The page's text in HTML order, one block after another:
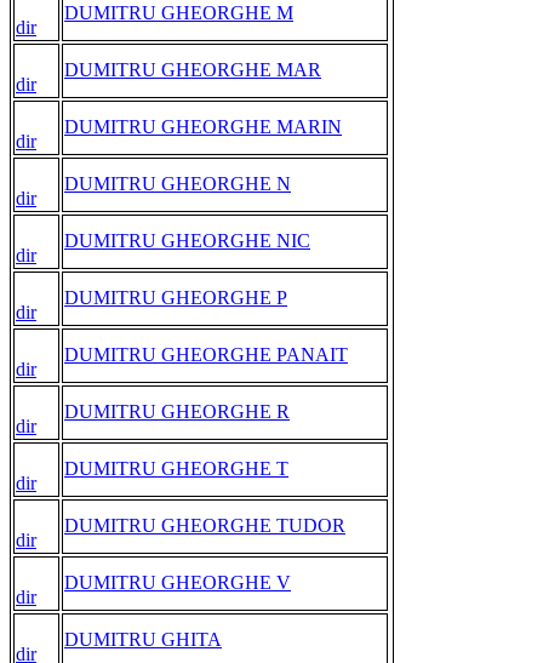
dir
DUMITRU GHEORGHE M
dir
DUMITRU GHEORGHE MAR
dir
DUMITRU GHEORGHE MARIN
dir
DUMITRU GHEORGHE N
dir
DUMITRU GHEORGHE NIC
dir
DUMITRU GHEORGHE P
dir
DUMITRU GHEORGHE PANAIT
dir
DUMITRU GHEORGHE R
dir
DUMITRU GHEORGHE T
dir
DUMITRU GHEORGHE TUDOR
dir
DUMITRU GHEORGHE V
dir
DUMITRU GHITA